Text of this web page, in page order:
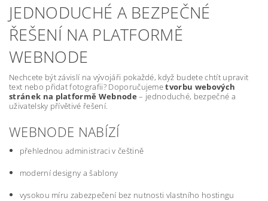
JEDNODUCHÉ A BEZPEČNÉ
ŘEŠENÍ NA PLATFORMĚ
WEBNODE
Nechcete být závislí na vývojáři pokaždé, když budete chtít upravit
text nebo přidat fotografii? Doporučujemetvorbu webových
stránek na platformě Webnode – jednoduché, bezpečné a
uživatelsky přívětivé řešení.
WEBNODE NABÍZÍ
přehlednou administraci v češtině
moderní designy a šablony
vysokou míru zabezpečení bez nutnosti vlastního hostingu